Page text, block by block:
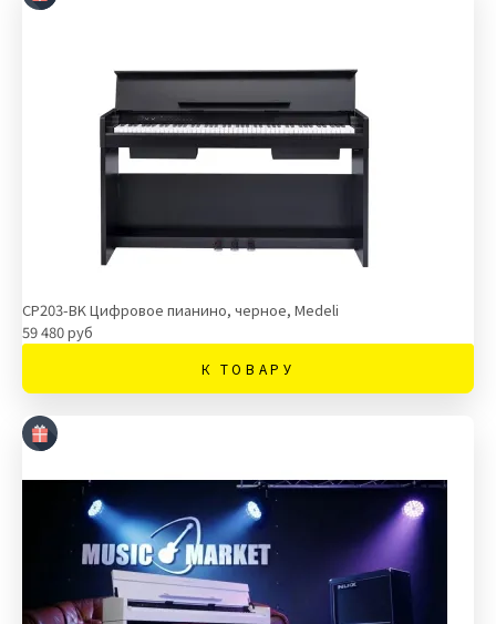
CP203-BK Цифровое пианино, черное, Medeli
59 480 руб
К ТОВАРУ